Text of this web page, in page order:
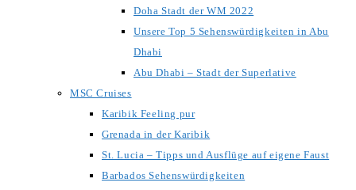
Doha Stadt der WM 2022
Unsere Top 5 Sehenswürdigkeiten in Abu
Dhabi
Abu Dhabi – Stadt der Superlative
MSC Cruises
Karibik Feeling pur
Grenada in der Karibik
St. Lucia – Tipps und Ausflüge auf eigene Faust
Barbados Sehenswürdigkeiten